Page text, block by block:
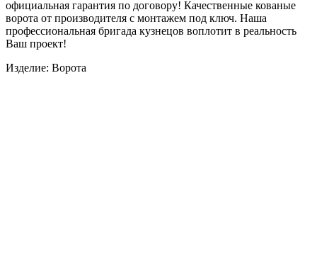
официальная гарантия по договору! Качественные кованые
ворота от производителя с монтажем под ключ. Наша
профессиональная бригада кузнецов воплотит в реальность
Ваш проект!
Изделие: Ворота